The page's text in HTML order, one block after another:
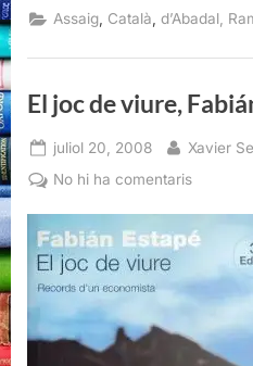
catalans,
Ramon
Assaig Català ,d’Abadal,
El joc de viure,
Posted
on
juliol 20, 2008 By
Xavier
No hi ha comentarisa
joc
viure,
Fabián
Estapé